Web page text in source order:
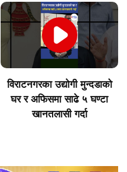
विराटनगरका उद्योगी मुन्दडाको
घर र अफिसमा साढे ५ घण्टा
खानतलासी गर्दा